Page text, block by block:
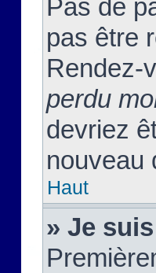
Pas de
pas être
Rendez-
perdu
devriez
nouveau
Haut
» Je